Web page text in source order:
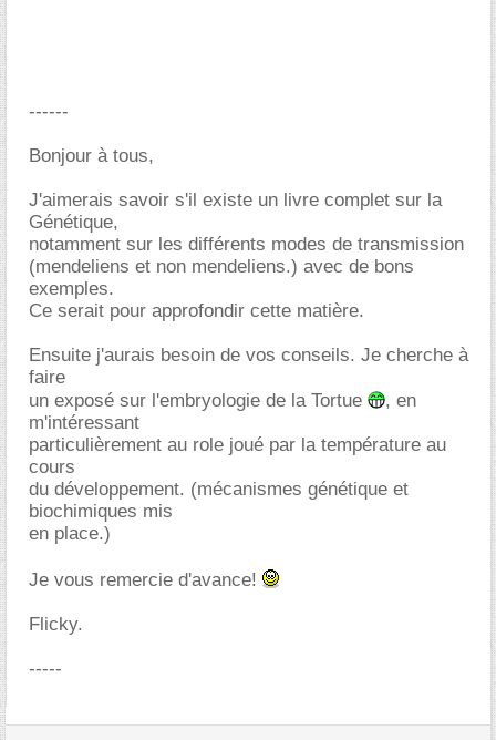
------
Bonjour à tous,
J'aimerais savoir s'il existe un livre complet sur la
Génétique,
notamment sur les différents modes de transmission
(mendeliens et non mendeliens.) avec de bons
exemples.
Ce serait pour approfondir cette matière.
Ensuite j'aurais besoin de vos conseils. Je cherche à
faire
un exposé sur l'embryologie de la Tortue
, en
m'intéressant
particulièrement au role joué par la température au
cours
du développement. (mécanismes génétique et
biochimiques mis
en place.)
Je vous remercie d'avance!
Flicky.
-----